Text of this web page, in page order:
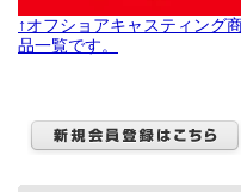
↑オフショアキャスティング
品一覧です。